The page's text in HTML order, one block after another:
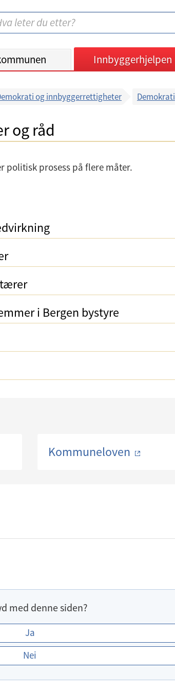
Innbyggerhjelpen
og innbyggerrettigheter Demokrati
og råd
politisk prosess på flere måter.
i Bergen bystyre
Kommuneloven
med denne siden?
Ja
Nei